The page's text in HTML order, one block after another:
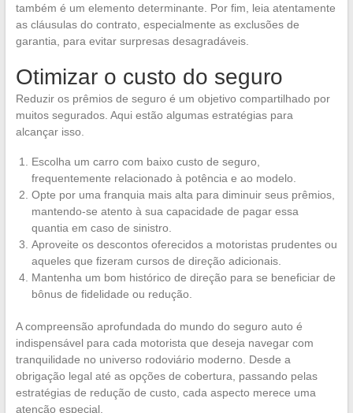
também é um elemento determinante. Por fim, leia atentamente
as cláusulas do contrato, especialmente as exclusões de
garantia, para evitar surpresas desagradáveis.
Otimizar o custo do seguro
Reduzir os prêmios de seguro é um objetivo compartilhado por
muitos segurados. Aqui estão algumas estratégias para
alcançar isso.
Escolha um carro com baixo custo de seguro,
frequentemente relacionado à potência e ao modelo.
Opte por uma franquia mais alta para diminuir seus prêmios,
mantendo-se atento à sua capacidade de pagar essa
quantia em caso de sinistro.
Aproveite os descontos oferecidos a motoristas prudentes ou
aqueles que fizeram cursos de direção adicionais.
Mantenha um bom histórico de direção para se beneficiar de
bônus de fidelidade ou redução.
A compreensão aprofundada do mundo do seguro auto é
indispensável para cada motorista que deseja navegar com
tranquilidade no universo rodoviário moderno. Desde a
obrigação legal até as opções de cobertura, passando pelas
estratégias de redução de custo, cada aspecto merece uma
atenção especial.